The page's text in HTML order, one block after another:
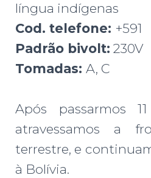
língua indígenas
Cod. telefone: +591
Padrão bivolt: 230V
Tomadas: A, C
Após passarmos
atravessamos a
terrestre, e
à Bolívia.